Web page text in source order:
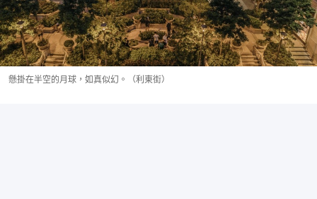
懸掛在半空的月球，如真似幻。（利東街）